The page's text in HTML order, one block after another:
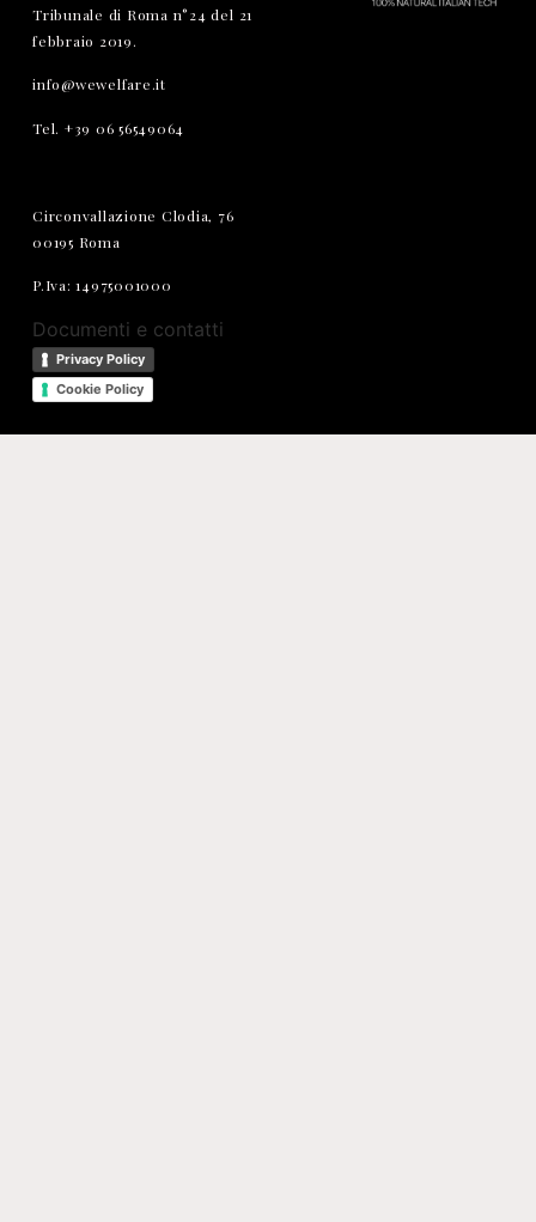
Tribunale di Roma n°24 del 21
febbraio 2019.
info@wewelfare.it
Tel. +39 06 56549064
Circonvallazione Clodia, 76
00195 Roma
P.Iva: 14975001000
Documenti e contatti
Privacy Policy
Cookie Policy